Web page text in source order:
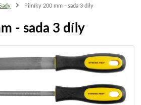
Pilníky 200 mm - sada 3 díly
- sada 3 díly